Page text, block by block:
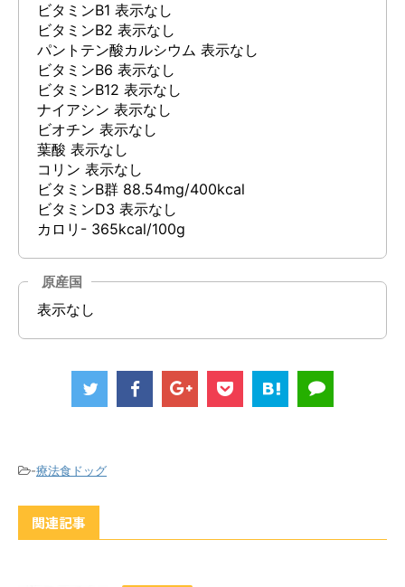
ビタミンB1 表示なし
ビタミンB2 表示なし
パントテン酸カルシウム 表示なし
ビタミンB6 表示なし
ビタミンB12 表示なし
ナイアシン 表示なし
ビオチン 表示なし
葉酸 表示なし
コリン 表示なし
ビタミンB群 88.54mg/400kcal
ビタミンD3 表示なし
カロリ- 365kcal/100g
原産国
表示なし
-療法食ドッグ
関連記事